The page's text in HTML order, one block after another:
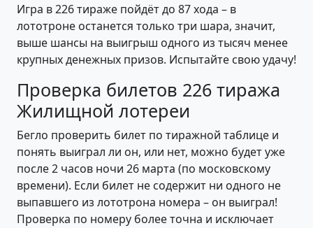
Игра в 226 тираже пойдёт до 87 хода – в
лототроне останется только три шара, значит,
выше шансы на выигрыш одного из тысяч менее
крупных денежных призов. Испытайте свою удачу!
Проверка билетов 226 тиража
Жилищной лотереи
Бегло проверить билет по тиражной таблице и
понять выиграл ли он, или нет, можно будет уже
после 2 часов ночи 26 марта (по московскому
времени). Если билет не содержит ни одного не
выпавшего из лототрона номера – он выиграл!
Проверка по номеру более точна и исключает